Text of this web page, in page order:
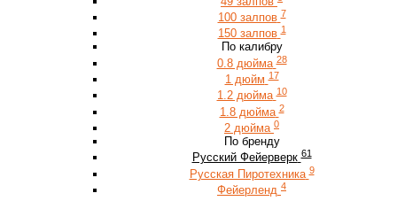
100 залпов 7
150 залпов 1
По калибру
0.8 дюйма 28
1 дюйм 17
1.2 дюйма 10
1.8 дюйма 2
2 дюйма 0
По бренду
Русский Фейерверк 61
Русская Пиротехника 9
Фейерленд 4